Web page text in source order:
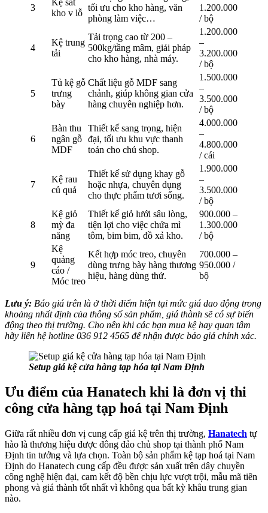
3
kho v lỗ
tối ưu cho kho hàng, văn
phòng làm việc…
1.200.000
/ bộ
4
Kệ trung
tải
Tải trọng cao từ 200 –
500kg/tầng mâm, giải pháp
cho kho hàng, nhà máy.
1.200.000
–
3.200.000
/ bộ
5
Tủ kệ gỗ
trưng
bày
Chất liệu gỗ MDF sang
chảnh, giúp không gian cửa
hàng chuyên nghiệp hơn.
1.500.000
–
3.500.000
/ bộ
6
Bàn thu
ngân gỗ
MDF
Thiết kế sang trọng, hiện
đại, tối ưu khu vực thanh
toán cho chủ shop.
4.000.000
–
4.800.000
/ cái
7
Kệ rau
củ quả
Thiết kế sử dụng khay gỗ
hoặc nhựa, chuyên dụng
cho thực phẩm tươi sống.
1.900.000
–
3.500.000
/ bộ
8
Kệ giỏ
mỳ đa
năng
Thiết kế giỏ lưới sâu lòng,
tiện lợi cho việc chứa mì
tôm, bim bim, đồ xả kho.
900.000 –
1.300.000
/ bộ
9
Kệ
quảng
cáo /
Móc treo
Kết hợp móc treo, chuyên
dùng trưng bày hàng thương
hiệu, hàng dùng thử.
700.000 –
950.000 /
bộ
Lưu ý: Báo giá trên là ở thời điểm hiện tại mức giá dao động trong
khoảng nhất định của thông số sản phẩm, giá thành sẽ có sự biến
động theo thị trường. Cho nên khi các bạn mua kệ hay quan tâm
hãy liên hệ hotline 036 912 4565 để nhận được báo giá chính xác.
Setup giá kệ cửa hàng tạp hóa tại Nam Định
Ưu điểm của Hanatech khi là đơn vị thi
công cửa hàng tạp hoá tại Nam Định
Giữa rất nhiều đơn vị cung cấp giá kệ trên thị trường, Hanatech tự
hào là thương hiệu được đông đảo chủ shop tại thành phố Nam
Định tin tưởng và lựa chọn. Toàn bộ sản phẩm kệ tạp hoá tại Nam
Định do Hanatech cung cấp đều được sản xuất trên dây chuyền
công nghệ hiện đại, cam kết độ bền chịu lực vượt trội, mẫu mã tiên
phong và giá thành tốt nhất vì không qua bất kỳ khâu trung gian
nào.